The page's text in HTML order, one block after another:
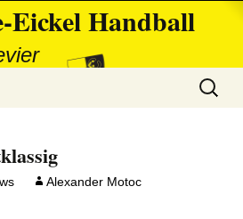
Eickel Handball
Suchen
nach:
Alexander Motoc